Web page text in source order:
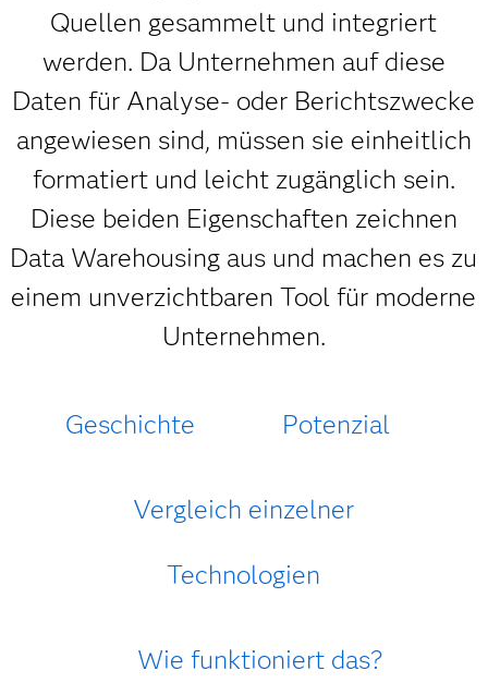
Quellen gesammelt und integriert
werden. Da Unternehmen auf diese
Daten für Analyse- oder Berichtszwecke
angewiesen sind, müssen sie einheitlich
formatiert und leicht zugänglich sein.
Diese beiden Eigenschaften zeichnen
Data Warehousing aus und machen es zu
einem unverzichtbaren Tool für moderne
Unternehmen.
Geschichte Potenzial
Vergleich einzelner
Technologien
Wie funktioniert das?